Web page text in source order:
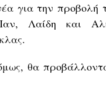
για την προβολή
Λαίδη και
θα